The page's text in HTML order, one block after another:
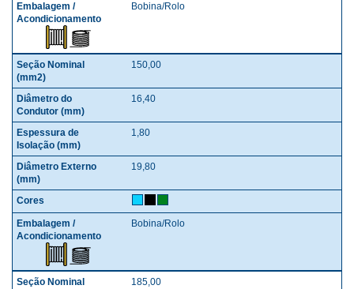
Bobina/Rolo
150,00
16,40
1,80
19,80
Bobina/Rolo
185,00